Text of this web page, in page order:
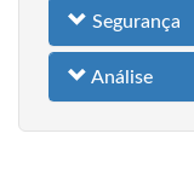
Segurança
Análise